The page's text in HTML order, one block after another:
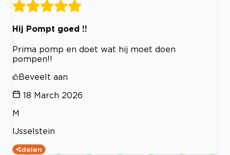
Hij Pompt goed !!
Prima pomp en doet wat hij moet doen
pompen!!
Beveelt aan
18 March 2026
M
IJsselstein
delen